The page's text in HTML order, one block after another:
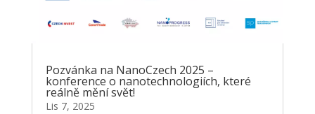
Pozvánka na NanoCzech 2025 –
konference o nanotechnologiích, které
reálně mění svět!
Lis 7, 2025